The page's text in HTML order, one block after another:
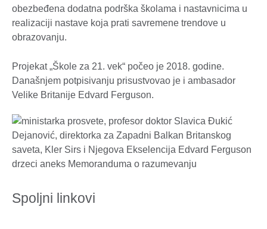
obezbeđena dodatna podrška školama i nastavnicima u
realizaciji nastave koja prati savremene trendove u
obrazovanju.
Projekat „Škole za 21. vek“ počeo je 2018. godine.
Današnjem potpisivanju prisustvovao je i ambasador
Velike Britanije Edvard Ferguson.
Spoljni linkovi